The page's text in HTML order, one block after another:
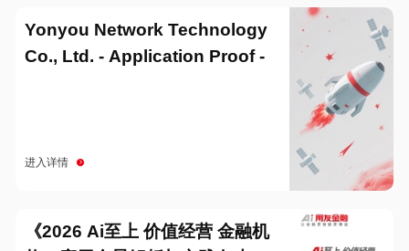
Yonyou Network Technology
Co., Ltd. - Application Proof -
进入详情
《2026 Ai至上 价值经营 金融机